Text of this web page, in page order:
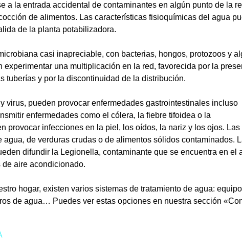
a la entrada accidental de contaminantes en algún punto de la
de alimentos. Las características fisioquímicas del agua
de la planta potabilizadora.
casi inapreciable, con bacterias, hongos, protozoos y
una multiplicación en la red, favorecida por la
tuberías y por la discontinuidad de la distribución.
virus, pueden provocar enfermedades gastrointestinales incluso
enfermedades como el cólera, la fiebre tifoidea o la
provocar infecciones en la piel, los oídos, la nariz y los ojos. Las
agua, de verduras crudas o de alimentos sólidos contaminados.
difundir la Legionella, contaminante que se encuentra en el
aire acondicionado.
hogar, existen varios sistemas de tratamiento de agua:
de agua… Puedes ver estas opciones en nuestra sección «